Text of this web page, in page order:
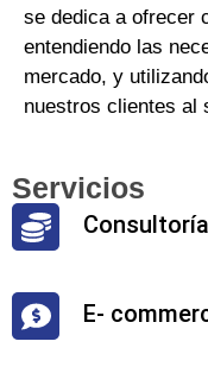
se dedica a ofrecer
entendiendo las
mercado, y
nuestros clientes al
Servicios
E-